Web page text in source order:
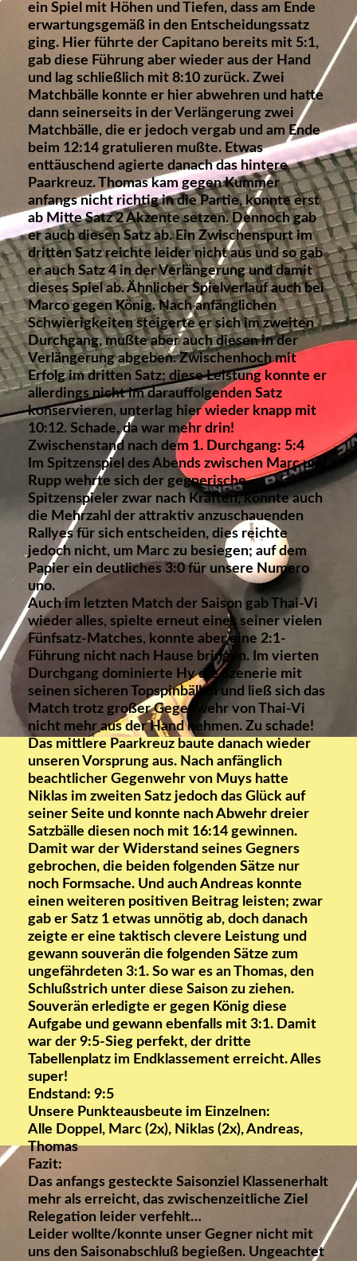
ein Spiel mit Höhen und Tiefen, dass am Ende
erwartungsgemäß in den Entscheidungssatz
ging. Hier führte der Capitano bereits mit 5:1,
gab diese Führung aber wieder aus der Hand
und lag schließlich mit 8:10 zurück. Zwei
Matchbälle konnte er hier abwehren und hatte
dann seinerseits in der Verlängerung zwei
Matchbälle, die er jedoch vergab und am Ende
beim 12:14 gratulieren mußte. Etwas
enttäuschend agierte danach das hintere
Paarkreuz. Thomas kam gegen Kummer
anfangs nicht richtig in die Partie, konnte erst
ab Mitte Satz 2 Akzente setzen. Dennoch gab
er auch diesen Satz ab. Ein Zwischenspurt im
dritten Satz reichte leider nicht aus und so gab
er auch Satz 4 in der Verlängerung und damit
dieses Spiel ab. Ähnlicher Spielverlauf auch bei
Marco gegen König. Nach anfänglichen
Schwierigkeiten steigerte er sich im zweiten
Durchgang, mußte aber auch diesen in der
Verlängerung abgeben. Zwischenhoch mit
Erfolg im dritten Satz; diese Leistung konnte er
allerdings nicht im darauffolgenden Satz
konservieren, unterlag hier wieder knapp mit
10:12. Schade, da war mehr drin!
Zwischenstand nach dem 1. Durchgang: 5:4
Im Spitzenspiel des Abends zwischen Marc und
Rupp wehrte sich der gegnerische
Spitzenspieler zwar nach Kräften, konnte auch
die Mehrzahl der attraktiv anzuschauenden
Rallyes für sich entscheiden, dies reichte
jedoch nicht, um Marc zu besiegen; auf dem
Papier ein deutliches 3:0 für unsere Numero
uno.
Auch im letzten Match der Saison gab Thai-Vi
wieder alles, spielte erneut eines seiner vielen
Fünfsatz-Matches, konnte aber eine 2:1-
Führung nicht nach Hause bringen. Im vierten
Durchgang dominierte Hy die Szenerie mit
seinen sicheren Topspinbällen und ließ sich das
Match trotz großer Gegenwehr von Thai-Vi
nicht mehr aus der Hand nehmen. Zu schade!
Das mittlere Paarkreuz baute danach wieder
unseren Vorsprung aus. Nach anfänglich
beachtlicher Gegenwehr von Muys hatte
Niklas im zweiten Satz jedoch das Glück auf
seiner Seite und konnte nach Abwehr dreier
Satzbälle diesen noch mit 16:14 gewinnen.
Damit war der Widerstand seines Gegners
gebrochen, die beiden folgenden Sätze nur
noch Formsache. Und auch Andreas konnte
einen weiteren positiven Beitrag leisten; zwar
gab er Satz 1 etwas unnötig ab, doch danach
zeigte er eine taktisch clevere Leistung und
gewann souverän die folgenden Sätze zum
ungefährdeten 3:1. So war es an Thomas, den
Schlußstrich unter diese Saison zu ziehen.
Souverän erledigte er gegen König diese
Aufgabe und gewann ebenfalls mit 3:1. Damit
war der 9:5-Sieg perfekt, der dritte
Tabellenplatz im Endklassement erreicht. Alles
super!
Endstand: 9:5
Unsere Punkteausbeute im Einzelnen:
Alle Doppel, Marc (2x), Niklas (2x), Andreas,
Thomas
Fazit:
Das anfangs gesteckte Saisonziel Klassenerhalt
mehr als erreicht, das zwischenzeitliche Ziel
Relegation leider verfehlt…
Leider wollte/konnte unser Gegner nicht mit
uns den Saisonabschluß begießen. Ungeachtet